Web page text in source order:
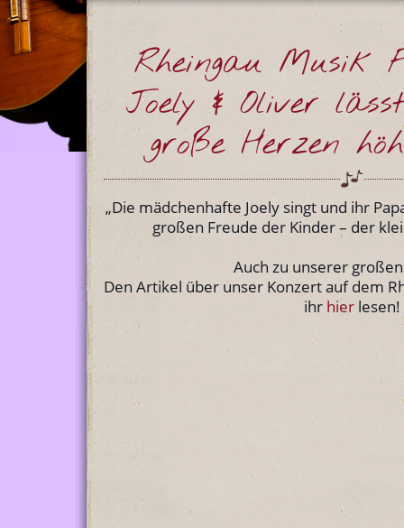
Rheingau Musik
Joely & Oliver
große Herzen
„Die mädchenhafte Joely singt und ihr
großen Freude der Kinder – der
Auch zu unserer
Den Artikel über unser Konzert auf dem
ihr hierlesen!